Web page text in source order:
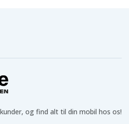
og find alt til din mobil hos os!